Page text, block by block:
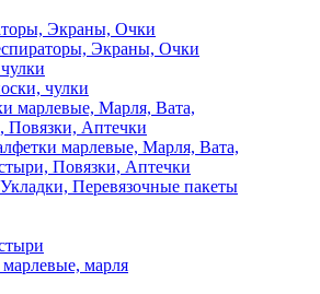
Экраны, Очки
Экраны, Очки
чулки
марлевые, Марля, Вата,
Повязки, Аптечки
марлевые, Марля, Вата,
Повязки, Аптечки
Перевязочные пакеты
марля